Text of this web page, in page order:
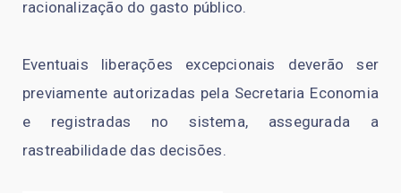
racionalização do gasto público.
Eventuais liberações excepcionais deverão ser
previamente autorizadas pela Secretaria Economia
e registradas no sistema, assegurada a
rastreabilidade das decisões.